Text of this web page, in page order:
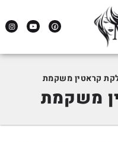
קראטין משקמת
משקמת